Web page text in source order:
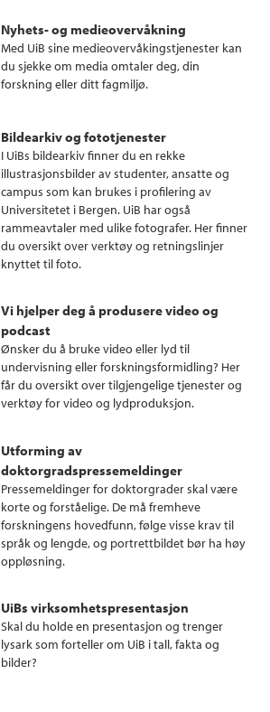
Nyhets- og medieovervåkning
Med UiB sine medieovervåkingstjenester kan
du sjekke om media omtaler deg, din
forskning eller ditt fagmiljø.
Bildearkiv og fototjenester
I UiBs bildearkiv finner du en rekke
illustrasjonsbilder av studenter, ansatte og
campus som kan brukes i profilering av
Universitetet i Bergen. UiB har også
rammeavtaler med ulike fotografer. Her finner
du oversikt over verktøy og retningslinjer
knyttet til foto.
Vi hjelper deg å produsere video og
podcast
Ønsker du å bruke video eller lyd til
undervisning eller forskningsformidling? Her
får du oversikt over tilgjengelige tjenester og
verktøy for video og lydproduksjon.
Utforming av
doktorgradspressemeldinger
Pressemeldinger for doktorgrader skal være
korte og forståelige. De må fremheve
forskningens hovedfunn, følge visse krav til
språk og lengde, og portrettbildet bør ha høy
oppløsning.
UiBs virksomhetspresentasjon
Skal du holde en presentasjon og trenger
lysark som forteller om UiB i tall, fakta og
bilder?